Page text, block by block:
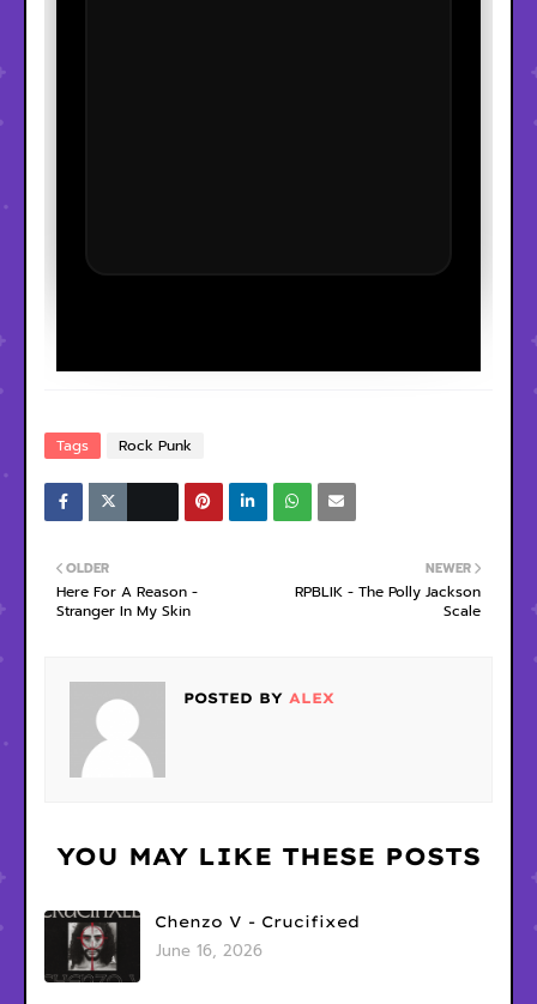
Tags Rock Punk
NEWER
RPBLIK - The Polly Jackson
Scale
OLDER
Here For A Reason -
Stranger In My Skin
POSTED BY ALEX
YOU MAY LIKE THESE POSTS
Chenzo V - Crucifixed
June 16, 2026